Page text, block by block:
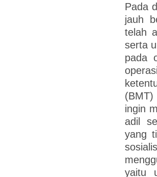
Pada
jauh
telah
serta
pada
ingin
adil
yang
yaitu